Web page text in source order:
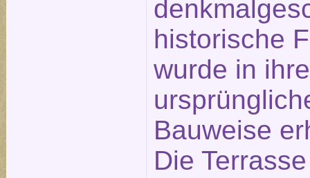
historische
wurde in
Bauweise
Die